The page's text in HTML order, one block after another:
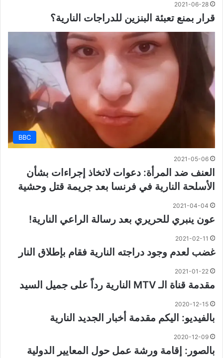
2021-06-28
قرار بمنع تعبئة البنزين للدراجات النارية؟
BBC
2021-05-06
العنف ضد المرأة: دعوات لاتخاذ إجراءات بشأن
الأسلحة النارية في فرنسا بعد جريمة قتل وحشية
2021-04-04
عون ينبري للحريري بعد رسالة الراعي النارية!
2021-02-11
غضب لعدم وجود دراجته النارية فقام بإطلاق النار
2021-01-22
مقدمة قناة الـ MTV النارية رداً على جميل السيد
2020-12-15
بالفيديو: اليكم مقدمة أخبار الجديد النارية
2020-12-09
بالصور: إقامة ورشة عمل حول المعايير الدولية